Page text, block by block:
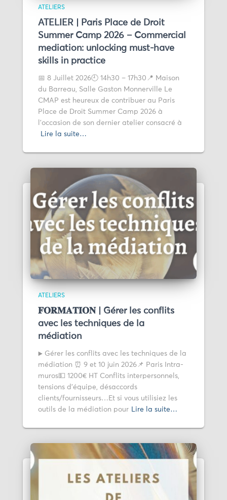
ATELIERS
ATELIER | Paris Place de Droit
Summer Camp 2026 – Commercial
mediation: unlocking must-have
skills in practice
📅 8 Juillet 2026🕘 14h30 – 17h30📍 Maison
du Barreau, Salle Gaston Monnerville Le
CMAP est heureux de contribuer au Paris
Place de Droit Summer Camp 2026 à
l’occasion de son dernier atelier consacré à
Lire la suite…
ATELIERS
𝐅𝐎𝐑𝐌𝐀𝐓𝐈𝐎𝐍 | Gérer les conflits
avec les techniques de la
médiation
▶️ Gérer les conflits avec les techniques de la
médiation ⏰ 9 et 10 juin 2026📌 Paris Intra-
muros💵 1200€ HT Conflits interpersonnels,
tensions d’équipe, désaccords
clients/fournisseurs…Et si vous utilisiez les
outils de la médiation pour Lire la suite…